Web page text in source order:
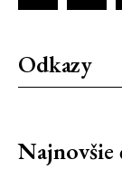
Odkazy
Najnovšie